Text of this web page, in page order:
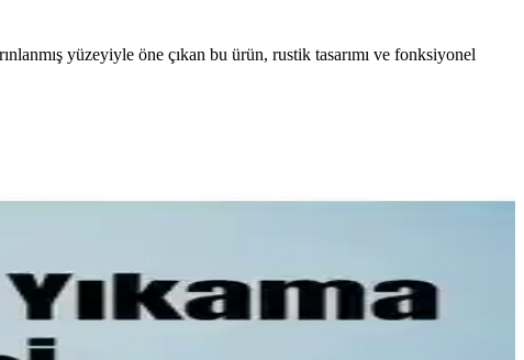
yüzeyiyle öne çıkan bu ürün, rustik tasarımı ve fonksiyonel
düzenleme ihtiyaçlarına çözüm sağlar.